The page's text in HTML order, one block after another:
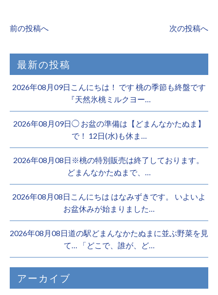
前の投稿へ 次の投稿へ
最新の投稿
2026年08月09日こんにちは！ です 桃の季節も終盤です
『天然氷桃ミルクヨー…
2026年08月09日◯ お盆の準備は【どまんなかたぬま】
で！ 12日(水)も休ま…
2026年08月08日※桃の特別販売は終了しております。 ️
どまんなかたぬまで、…
2026年08月08日こんにちは はなみずきです。 いよいよ
お盆休みが始まりました…
2026年08月08日道の駅どまんなかたぬまに並ぶ野菜を見
て… 「どこで、誰が、ど…
アーカイブ